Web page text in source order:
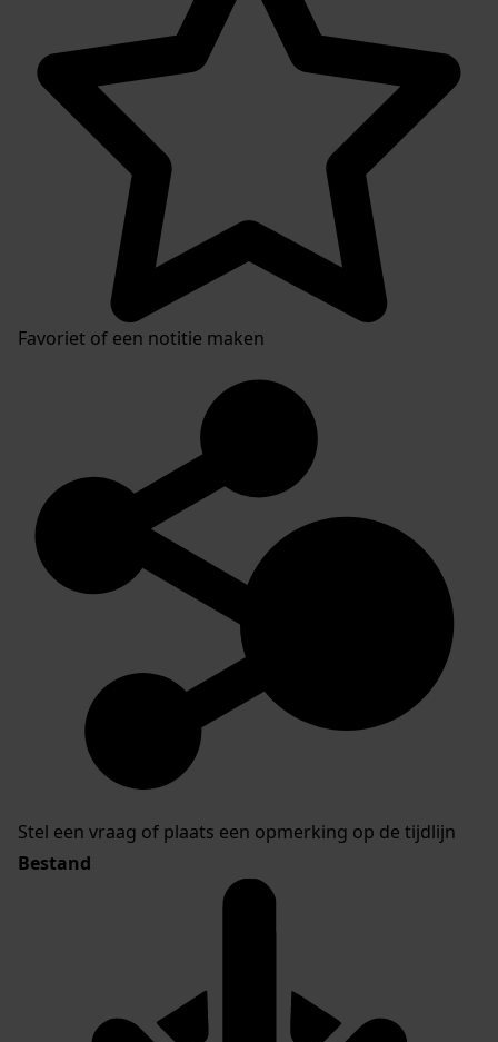
Favoriet of een notitie maken
Stel een vraag of plaats een opmerking op de tijdlijn
Bestand